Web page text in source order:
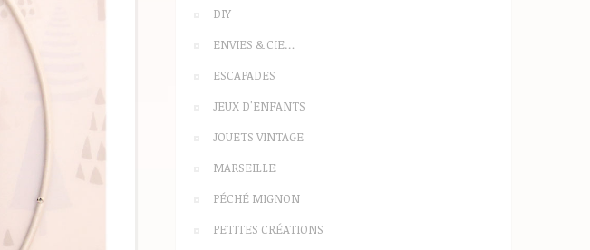
DIY
ENVIES & CIE…
ESCAPADES
JEUX D'ENFANTS
JOUETS VINTAGE
MARSEILLE
PÉCHÉ MIGNON
PETITES CRÉATIONS